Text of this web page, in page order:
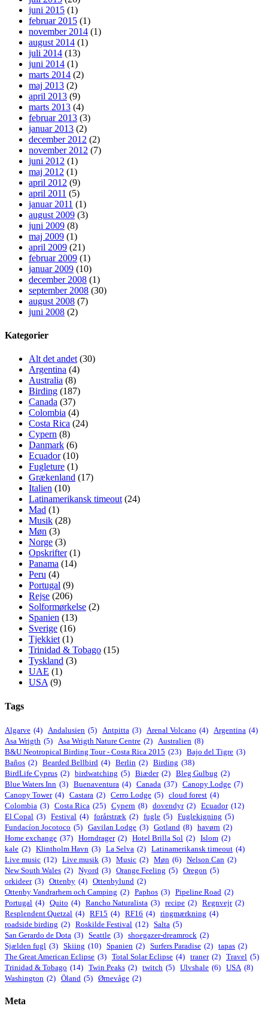
juni 2015 (1)
februar 2015 (1)
november 2014 (1)
august 2014 (1)
juli 2014 (13)
juni 2014 (1)
marts 2014 (2)
maj 2013 (2)
april 2013 (9)
marts 2013 (4)
februar 2013 (3)
januar 2013 (2)
december 2012 (2)
november 2012 (7)
juni 2012 (1)
maj 2012 (1)
april 2012 (9)
april 2011 (5)
januar 2011 (1)
august 2009 (3)
juni 2009 (8)
maj 2009 (1)
april 2009 (21)
februar 2009 (1)
januar 2009 (10)
december 2008 (1)
september 2008 (30)
august 2008 (7)
juni 2008 (2)
Kategorier
Alt det andet (30)
Argentina (4)
Australia (8)
Birding (187)
Canada (37)
Colombia (4)
Costa Rica (24)
Cypern (8)
Danmark (6)
Ecuador(10)
Fugleture (1)
Grækenland (17)
Italien (10)
Latinamerikansk timeout (24)
Mad (1)
Musik (28)
Møn (3)
Norge (3)
Opskrifter(1)
Panama (14)
Peru (4)
Portugal (9)
Rejse (206)
Solformørkelse (2)
Spanien (13)
Sverige (16)
Tjekkiet (1)
Trinidad & Tobago (15)
Tyskland (3)
UAE (1)
USA (9)
Tags
Algarve (4) Andalusien (5) Antpitta (3) Arenal Volcano (4) Argentina (4)
Asa Wrigth (5) Asa Wrigth Nature Centre (2) Australien (8)
B&U Neotropical Birding Tour - Costa Rica 2015 (23) Bajo del Tigre (3)
Baños (2) Bearded Bellbird (4) Berlin (2) Birding (38)
BirdLife Cyprus (2) birdwatching (5) Biæder (2) Bleg Gulbug (2)
Blue Waters Inn (3) Buenaventura (4) Canada (37) Canopy Lodge (7)
Canopy Tower (4) Castara (2) Cerro Lodge (5) cloud forest (4)
Colombia (3) Costa Rica (25) Cypern (8) dovendyr (2) Ecuador (12)
El Copal (3) Festival (4) forårstræk (2) fugle (5) Fuglekigning (5)
Fundacíon Jocotoco (5) Gavilan Lodge (3) Gotland (8) havørn (2)
Home exchange (37) Horndrager (2) Hotel Brilla Sol (2) Islom (2)
kale (2) Klintholm Havn (3) La Selva (2) Latinamerikansk timeout (4)
Live music (12) Live musik (3) Music (2) Møn (6) Nelson Can (2)
New South Wales (2) Nyord (3) Orange Feeling (5) Oregon (5)
orkideer (3) Ottenby (4) Ottenbylund (2)
Ottenby Vandrarhem och Camping (2) Paphos (3) Pipeline Road (2)
Portugal (4) Quito (4) Rancho Naturalista (3) recipe (2) Regnvejr (2)
Resplendent Quetzal (4) RF15 (4) RF16 (4) ringmærkning (4)
roadside birding (2) Roskilde Festival (12) Salta (5)
San Gerardo de Dota (3) Seattle (3) shoegazer-dreamrock (2)
Sjælden fugl (3) Skiing (10) Spanien (2) Surfers Paradise (2) tapas (2)
The Great American Eclipse (3) Total Solar Eclipse (4) traner (2) Travel (5)
Trinidad & Tobago (14) Twin Peaks (2) twitch (5) Ulvshale (6) USA (8)
Washington (2) Öland (5) Ørnevåge (2)
Meta